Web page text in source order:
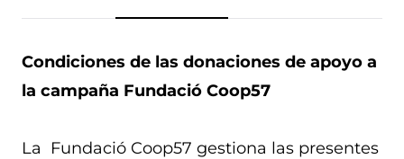
Condiciones de las donaciones de apoyo a
la campaña Fundació Coop57
La Fundació Coop57 gestiona las presentes